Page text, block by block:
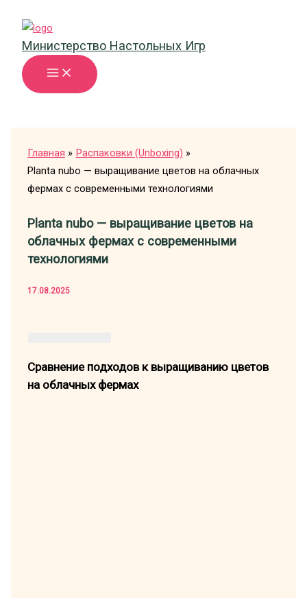
содержимому
Министерство Настольных Игр
Главная
Распаковки (Unboxing)
Planta nubo — выращивание цветов на облачных
фермах с современными технологиями
Planta nubo — выращивание цветов на
облачных фермах с современными
технологиями
17.08.2025
Сравнение подходов к выращиванию цветов
на облачных фермах